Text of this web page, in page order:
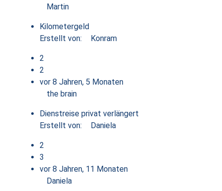
Martin
Kilometergeld
Erstellt von:
Konram
2
2
vor 8 Jahren, 5 Monaten
the brain
Dienstreise privat verlängert
Erstellt von:
Daniela
2
3
vor 8 Jahren, 11 Monaten
Daniela